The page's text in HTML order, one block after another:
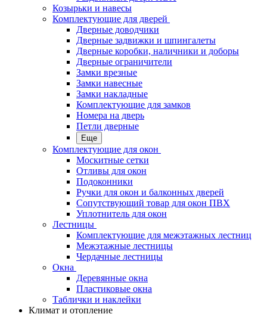
Козырьки и навесы
Комплектующие для дверей
Дверные доводчики
Дверные задвижки и шпингалеты
Дверные коробки, наличники и доборы
Дверные ограничители
Замки врезные
Замки навесные
Замки накладные
Комплектующие для замков
Номера на дверь
Петли дверные
Еще
Комплектующие для окон
Москитные сетки
Отливы для окон
Подоконники
Ручки для окон и балконных дверей
Сопутствующий товар для окон ПВХ
Уплотнитель для окон
Лестницы
Комплектующие для межэтажных лестниц
Межэтажные лестницы
Чердачные лестницы
Окна
Деревянные окна
Пластиковые окна
Таблички и наклейки
Климат и отопление